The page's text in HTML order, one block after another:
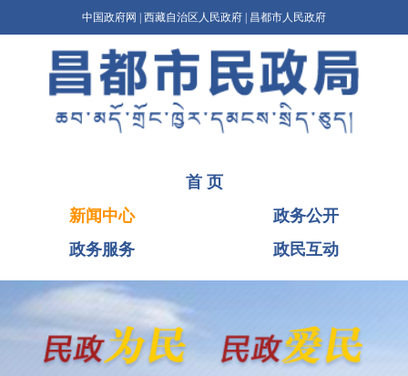
中国政府网 西藏自治区人民政府 昌都市人民政府
首 页
新闻中心
政务公开
政务服务
政民互动